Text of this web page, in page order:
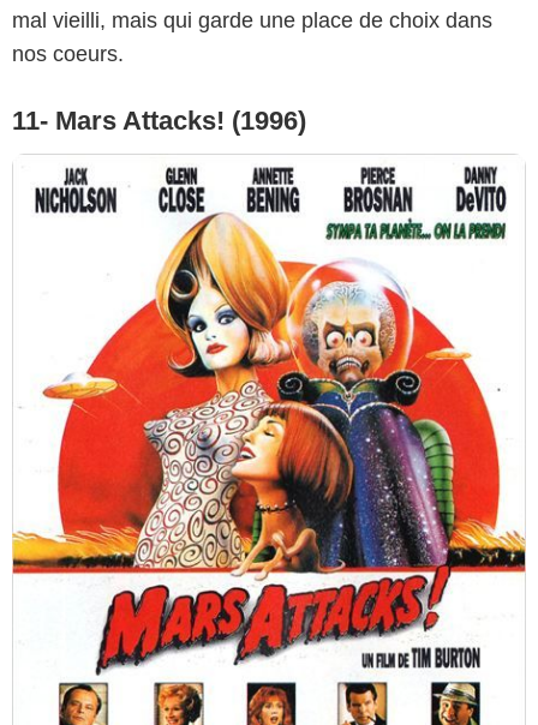
mal vieilli, mais qui garde une place de choix dans
nos coeurs.
11- Mars Attacks! (1996)